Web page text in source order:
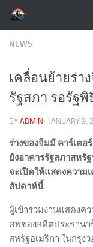
Skip to content
NEWS
เคลื่อนย้ายร่า
รัฐสภา รอรัฐ
BY ADMIN · JANUARY 9,
ร่างของจิมมี คาร์เต
ยังอาคารรัฐสภาสหรั
จะเปิดให้แสดงความ
สัปดาห์นี้
ผู้เข้าร่วมงานแสดงค
ศพของอดีตประธานา
สหรัฐอเมริกา ในกรุง